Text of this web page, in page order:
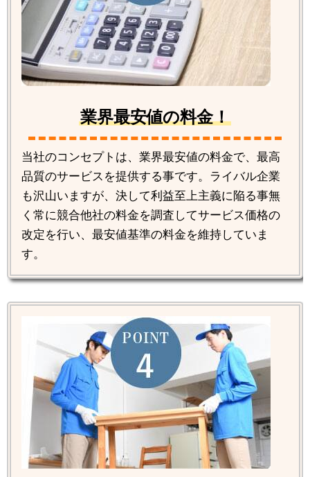
業界最安値の料金！
当社のコンセプトは、業界最安値の料金で、最高
品質のサービスを提供する事です。ライバル企業
も沢山いますが、決して利益至上主義に陥る事無
く常に競合他社の料金を調査してサービス価格の
改定を行い、最安値基準の料金を維持していま
す。